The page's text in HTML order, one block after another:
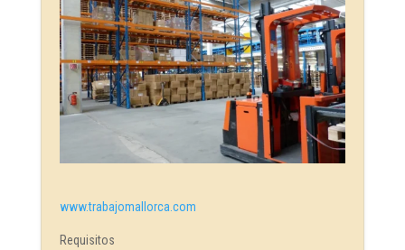
www.trabajomallorca.com
Requisitos